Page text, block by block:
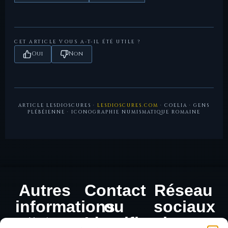
Republic— prosopographie des membres de la gens
CET ARTICLE VOUS A-T-IL ÉTÉ UTILE ?
Oui Non
ARTICLE LESDIOSCURES · LESDIOSCURES.COM · COELIA · GENS
PLÉBÉIENNE · ICONOGRAPHIE NUMISMATIQUE ROMAINE
Autres
informations
Mentions
Contact
ou
Identification
Réseau
sociaux